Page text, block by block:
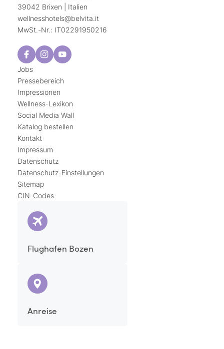
39042 Brixen | Italien
wellnesshotels@belvita.it
MwSt.-Nr.: IT02291950216
Jobs
Pressebereich
Impressionen
Wellness-Lexikon
Social Media Wall
Katalog bestellen
Kontakt
Impressum
Datenschutz
Datenschutz-Einstellungen
Sitemap
CIN-Codes
Flughafen Bozen
Anreise